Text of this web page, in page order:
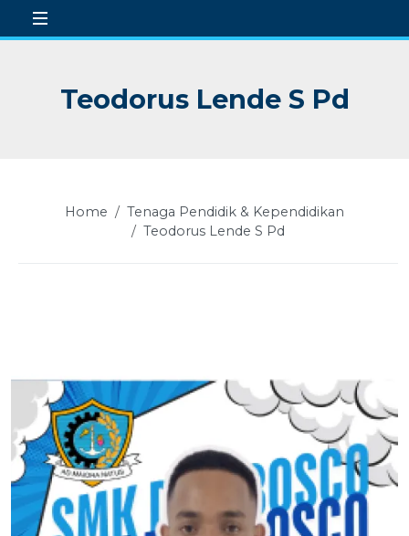
Sub-Menu
Sub-Menu
Teodorus Lende S Pd
Home
Tenaga Pendidik & Kependidikan
Teodorus Lende S Pd